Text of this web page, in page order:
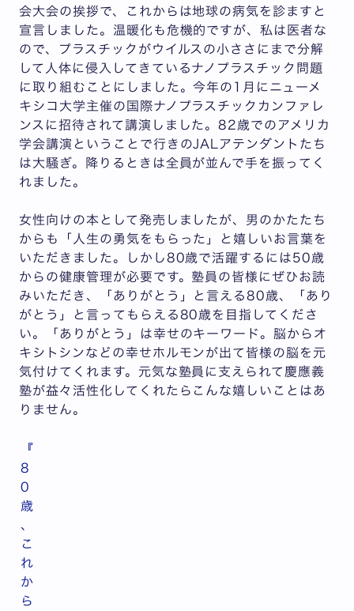
会大会の挨拶で、これからは地球の病気を診ますと
宣言しました。温暖化も危機的ですが、私は医者な
ので、プラスチックがウイルスの小ささにまで分解
して人体に侵入してきているナノプラスチック問題
に取り組むことにしました。今年の1月にニューメ
キシコ大学主催の国際ナノプラスチックカンファレ
ンスに招待されて講演しました。82歳でのアメリカ
学会講演ということで行きのJALアテンダントたち
は大騒ぎ。降りるときは全員が並んで手を振ってく
れました。
女性向けの本として発売しましたが、男のかたたち
からも「人生の勇気をもらった」と嬉しいお言葉を
いただきました。しかし80歳で活躍するには50歳
からの健康管理が必要です。塾員の皆様にぜひお読
みいただき、「ありがとう」と言える80歳、「あり
がとう」と言ってもらえる80歳を目指してくださ
い。「ありがとう」は幸せのキーワード。脳からオ
キシトシンなどの幸せホルモンが出て皆様の脳を元
気付けてくれます。元気な塾員に支えられて慶應義
塾が益々活性化してくれたらこんな嬉しいことはあ
りません。
『
8
0
歳
、
こ
れ
か
ら